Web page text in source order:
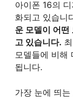
아이폰 16의
화되고 있습니
운 모델이 어떤
고 있습니다.
모델들에 비해
됩니다.
가장 눈에 띄는